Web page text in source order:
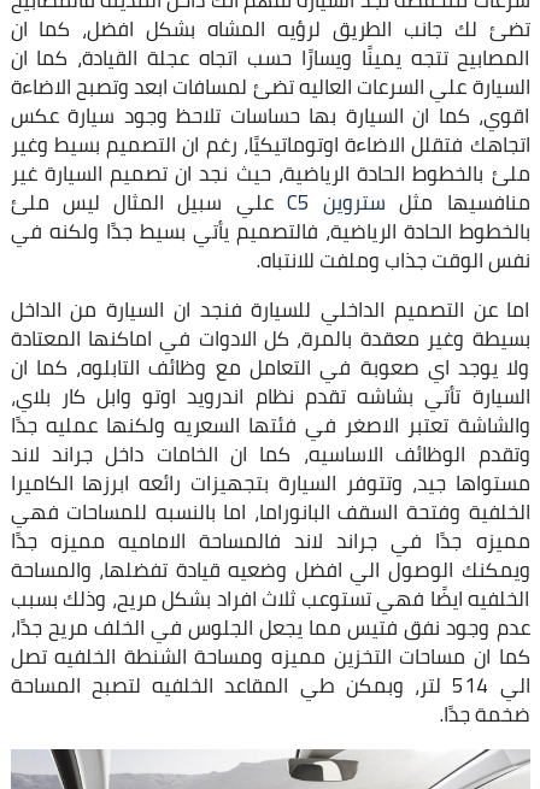
تضئ لك جانب الطريق لرؤيه المشاه بشكل افضل، كما ان
المصابيح تتجه يمينًا ويسارًا حسب اتجاه عجلة القيادة، كما ان
السيارة علي السرعات العاليه تضئ لمسافات ابعد وتصبح الاضاءة
اقوي، كما ان السيارة بها حساسات تلاحظ وجود سيارة عكس
اتجاهك فتقلل الاضاءة اوتوماتيكيًا، رغم ان التصميم بسيط وغير
ملئ بالخطوط الحادة الرياضية، حيث نجد ان تصميم السيارة غير
منافسيها مثل ستروين C5 علي سبيل المثال ليس ملئ
بالخطوط الحادة الرياضية، فالتصميم يأتي بسيط جدًا ولكنه في
نفس الوقت جذاب وملفت للانتباه.
اما عن التصميم الداخلي للسيارة فنجد ان السيارة من الداخل
بسيطة وغير معقدة بالمرة، كل الادوات في اماكنها المعتادة
ولا يوجد اي صعوبة في التعامل مع وظائف التابلوه، كما ان
السيارة تأتي بشاشه تقدم نظام اندرويد اوتو وابل كار بلاي،
والشاشة تعتبر الاصغر في فئتها السعريه ولكنها عمليه جدًا
وتقدم الوظائف الاساسيه، كما ان الخامات داخل جراند لاند
مستواها جيد، وتتوفر السيارة بتجهيزات رائعه ابرزها الكاميرا
الخلفية وفتحة السقف البانوراما، اما بالنسبه للمساحات فهي
مميزه جدًا في جراند لاند فالمساحة الاماميه مميزه جدًا
ويمكنك الوصول الي افضل وضعيه قيادة تفضلها، والمساحة
الخلفيه ايضًا فهي تستوعب ثلاث افراد بشكل مريح، وذلك بسبب
عدم وجود نفق فتيس مما يجعل الجلوس في الخلف مريح جدًا،
كما ان مساحات التخزين مميزه ومساحة الشنطة الخلفيه تصل
الي 514 لتر، وبمكن طي المقاعد الخلفيه لتصبح المساحة
ضخمة جدًا.